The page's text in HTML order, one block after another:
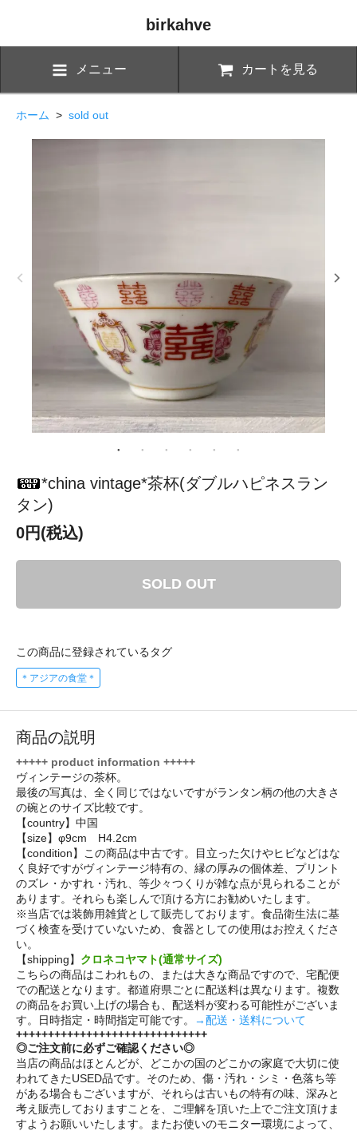
birkahve
メニュー カートを見る
ホーム > sold out
*china vintage*茶杯(ダブルハピネスラン
タン)
0円(税込)
SOLD OUT
この商品に登録されているタグ
＊アジアの食堂＊
商品の説明
+++++ product information +++++
ヴィンテージの茶杯。
最後の写真は、全く同じではないですがランタン柄の他の大きさ
の碗とのサイズ比較です。
【country】中国
【size】φ9cm H4.2cm
【condition】この商品は中古です。目立った欠けやヒビなどはな
く良好ですがヴィンテージ特有の、縁の厚みの個体差、プリント
のズレ・かすれ・汚れ、等少々つくりが雑な点が見られることが
あります。それらも楽しんで頂ける方にお勧めいたします。
※当店では装飾用雑貨として販売しております。食品衛生法に基
づく検査を受けていないため、食器としての使用はお控えくださ
い。
【shipping】 クロネコヤマト(通常サイズ)
こちらの商品はこわれもの、または大きな商品ですので、宅配便
での配送となります。都道府県ごとに配送料は異なります。複数
の商品をお買い上げの場合も、配送料が変わる可能性がございま
す。日時指定・時間指定可能です。
→配送・送料について
++++++++++++++++++++++++++++++
◎ご注文前に必ずご確認ください◎
当店の商品はほとんどが、どこかの国のどこかの家庭で大切に使
われてきたUSED品です。そのため、傷・汚れ・シミ・色落ち等
がある場合もございますが、それらは古いもの特有の味、深みと
考え販売しておりますことを、ご理解を頂いた上でご注文頂けま
すようお願いいたします。またお使いのモニター環境によって、